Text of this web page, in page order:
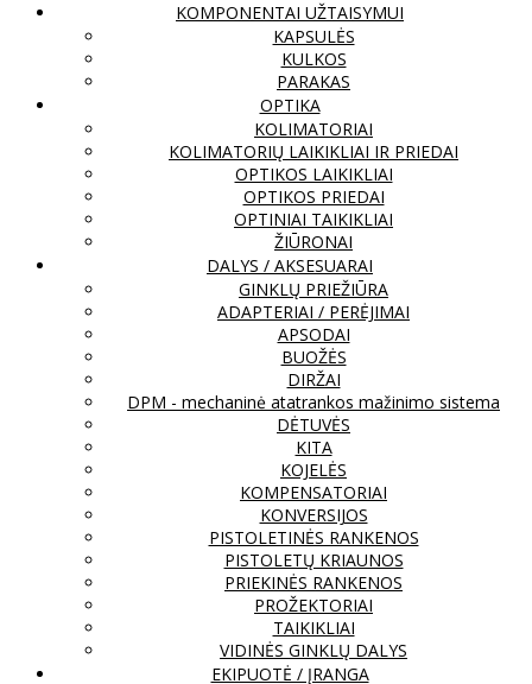
KOMPONENTAI UŽTAISYMUI
KAPSULĖS
KULKOS
PARAKAS
OPTIKA
KOLIMATORIAI
KOLIMATORIŲ LAIKIKLIAI IR PRIEDAI
OPTIKOS LAIKIKLIAI
OPTIKOS PRIEDAI
OPTINIAI TAIKIKLIAI
ŽIŪRONAI
DALYS / AKSESUARAI
GINKLŲ PRIEŽIŪRA
ADAPTERIAI / PERĖJIMAI
APSODAI
BUOŽĖS
DIRŽAI
DPM - mechaninė atatrankos mažinimo sistema
DĖTUVĖS
KITA
KOJELĖS
KOMPENSATORIAI
KONVERSIJOS
PISTOLETINĖS RANKENOS
PISTOLETŲ KRIAUNOS
PRIEKINĖS RANKENOS
PROŽEKTORIAI
TAIKIKLIAI
VIDINĖS GINKLŲ DALYS
EKIPUOTĖ / ĮRANGA